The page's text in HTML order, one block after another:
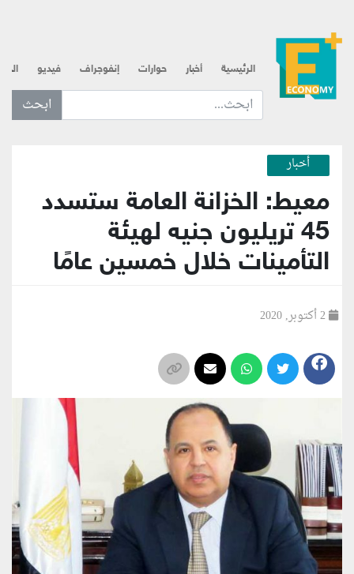
الرئيسية أخبار حوارات إنفوجراف فيديو
ابحث عن... :
أخبار
معيط: الخزانة العامة ستسدد
45 تريليون جنيه لهيئة
التأمينات خلال خمسين عامًا